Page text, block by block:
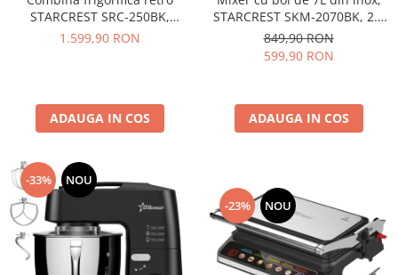
STARCREST SRC-250BK,
Design Vintage, Clasa E,
1.599,90 RON
ADAUGA IN COS
STARCREST SKM-2070BK, 2.1
kg aluat, putere 2000W, 3
accesorii din inox, 8 viteze +
Turbo, Negru
849,90 RON
599,90 RON
ADAUGA IN COS
-33% NOU
-23% NOU